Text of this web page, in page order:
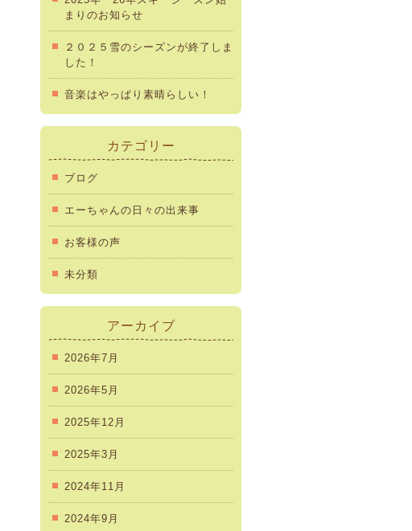
まりのお知らせ
２０２５雪のシーズンが終了しま
した！
音楽はやっぱり素晴らしい！
カテゴリー
ブログ
エーちゃんの日々の出来事
お客様の声
未分類
アーカイブ
2026年7月
2026年5月
2025年12月
2025年3月
2024年11月
2024年9月